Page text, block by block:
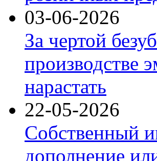
03-06-2026
За чертой
производстве
нарастать
22-05-2026
Собственный
дополнение